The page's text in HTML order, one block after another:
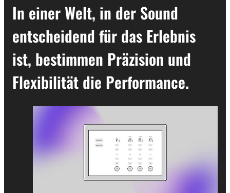
In einer Welt, in der Sound
entscheidend für das Erlebnis
ist, bestimmen Präzision und
Flexibilität die Performance.